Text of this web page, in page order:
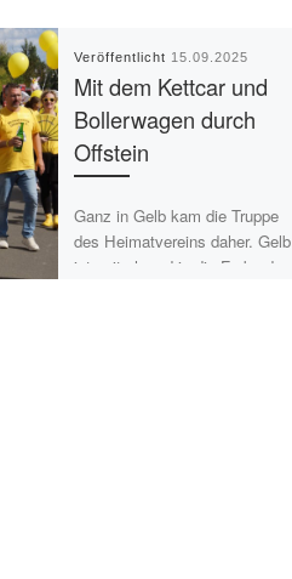
Veröffentlicht 15.09.2025
Mit dem Kettcar und
Bollerwagen durch
Offstein
Ganz in Gelb kam die Truppe
des Heimatvereins daher. Gelb
ist seit eh und je die Farbe des